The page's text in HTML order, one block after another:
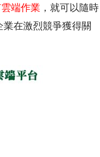
端作業 ，就可以隨時
在激烈競爭獲得關